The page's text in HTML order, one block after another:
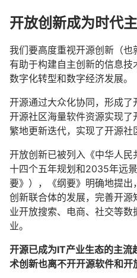
开放创新成为时代
我们要高度重视开源创新（
有助于构建自主创新的信息
数字化转型和数字经济发展。
开源通过大众化协同，形成
开源社区海量软件资源实现
繁地更新迭代，实现了开源社
开放创新已被列入《中华人
十四个五年规划和2035年远
要》），《纲要》明确地提
创新联合体的发展，完善开
业开放搜索、电商、社交等
业。
开源已成为IT产业生态的主流
术创新也离不开开源软件和开